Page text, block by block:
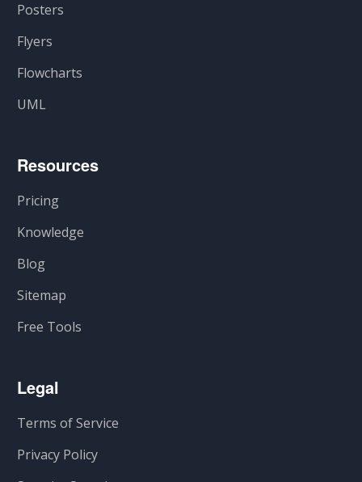
Posters
Flyers
Flowcharts
UML
Resources
Pricing
Knowledge
Blog
Sitemap
Free Tools
Legal
Terms of Service
Privacy Policy